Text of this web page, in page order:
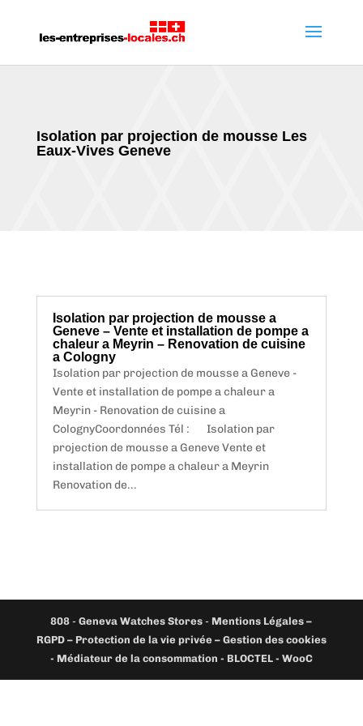
Isolation par projection de mousse Les
Eaux-Vives Geneve
Isolation par projection de mousse a
Geneve – Vente et installation de pompe a
chaleur a Meyrin – Renovation de cuisine
a Cologny
Isolation par projection de mousse a Geneve -
Vente et installation de pompe a chaleur a
Meyrin - Renovation de cuisine a
ColognyCoordonnées Tél : Isolation par
projection de mousse a Geneve Vente et
installation de pompe a chaleur a Meyrin
Renovation de...
808 -Geneva Watches Stores - Mentions Légales –
RGPD – Protection de la vie privée – Gestion des cookies
- Médiateur de la consommation - BLOCTEL - WooC